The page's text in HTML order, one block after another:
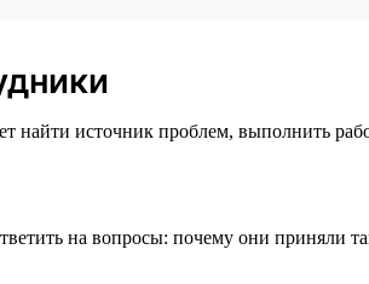
источник проблем, выполнить
на вопросы: почему они приняли